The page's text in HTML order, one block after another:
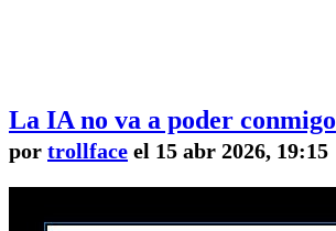
La IA no va a poder conmigo
por trollface el 15 abr 2026, 19:15